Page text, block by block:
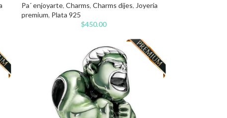
Pa´ enjoyarte, Charms, Charms dijes, Joyería
premium, Plata 925
$450.00